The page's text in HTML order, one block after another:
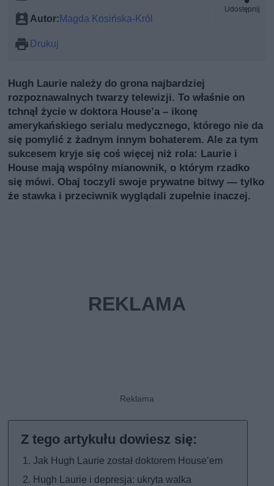
Autor:Magda Kosińska-Król
Drukuj
Udostępnij
Hugh Laurie należy do grona najbardziej
rozpoznawalnych twarzy telewizji. To właśnie on
tchnął życie w doktora House’a – ikonę
amerykańskiego serialu medycznego, którego nie da
się pomylić z żadnym innym bohaterem. Ale za tym
sukcesem kryje się coś więcej niż rola: Laurie i
House mają wspólny mianownik, o którym rzadko
się mówi. Obaj toczyli swoje prywatne bitwy — tylko
że stawka i przeciwnik wyglądali zupełnie inaczej.
Jak Hugh Laurie został doktorem House’em
Hugh Laurie i depresja: ukryta walka